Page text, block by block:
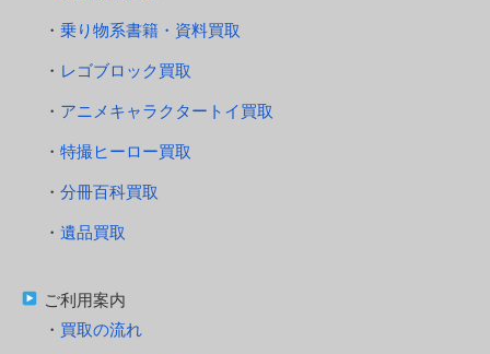
乗り物系書籍・資料買取
レゴブロック買取
アニメキャラクタートイ買取
特撮ヒーロー買取
分冊百科買取
遺品買取
ご利用案内
買取の流れ